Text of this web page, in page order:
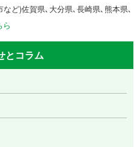
ど)佐賀県､大分県､長崎県､熊本県､
ら
とコラム